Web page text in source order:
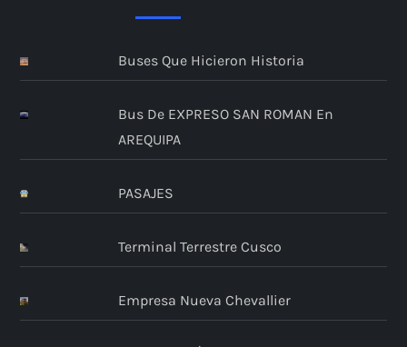
Buses Que Hicieron Historia
Bus De EXPRESO SAN ROMAN En
AREQUIPA
PASAJES
Terminal Terrestre Cusco
Empresa Nueva Chevallier